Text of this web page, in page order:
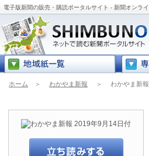
電子版新聞の販売・購読ポータルサイト - 新聞オンラ
ホーム ＞ わかやま新報 ＞ わかやま新